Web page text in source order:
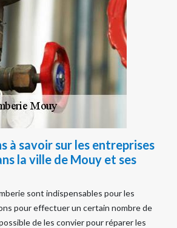
à savoir sur les entreprises
la ville de Mouy et ses
sont indispensables pour les
pour effectuer un certain nombre de
de les convier pour réparer les